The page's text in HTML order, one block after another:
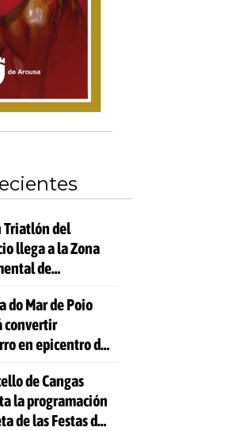
Triatlón del
llega a la Zona
de
do Mar de Poio
convertir
en epicentro de
de Cangas
la programación
de las Festas do